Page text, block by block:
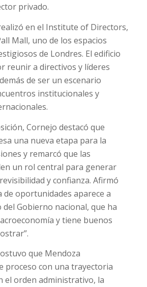
privado.
en el Institute of Directors,
Mall, uno de los espacios
de Londres. El edificio
reunir a directivos y líderes
de ser un escenario
institucionales y
Cornejo destacó que
una nueva etapa para la
y remarcó que las
un rol central para generar
y confianza. Afirmó
de oportunidades aparece a
Gobierno nacional, que ha
y tiene buenos
que Mendoza
proceso con una trayectoria
el orden administrativo, la